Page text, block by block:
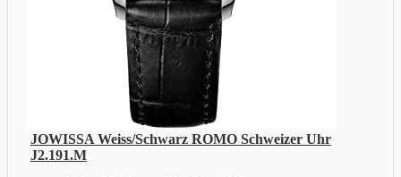
JOWISSA Weiss/Schwarz ROMO Schweizer Uhr
J2.191.M